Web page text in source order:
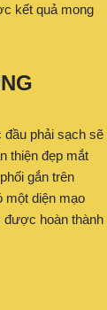
kết quả mong
đầu phải sạch sẽ
thiện đẹp mắt
gắn trên
một diện mạo
được hoàn thành